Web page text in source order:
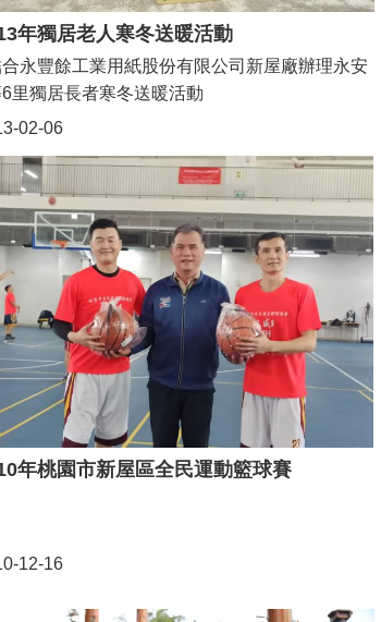
年獨居老人寒冬送暖活動
02-06
永豐餘工業用紙股份有限公司新屋廠辦理永安
里獨居長者寒冬送暖活動
年桃園市新屋區全民運動籃球賽
12-16